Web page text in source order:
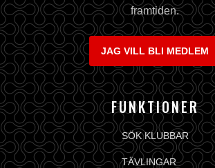
framtiden.
JAG VILL BLI MEDLEM
FUNKTIONER
SÖK KLUBBAR
TÄVLINGAR